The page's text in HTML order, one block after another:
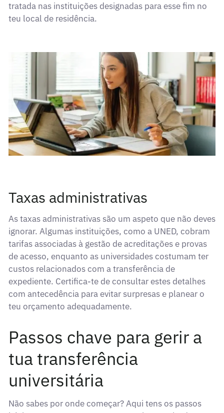
tratada nas instituições designadas para esse fim no
teu local de residência.
Taxas administrativas
As taxas administrativas são um aspeto que não deves
ignorar. Algumas instituições, como a UNED, cobram
tarifas associadas à gestão de acreditações e provas
de acesso, enquanto as universidades costumam ter
custos relacionados com a transferência de
expediente. Certifica-te de consultar estes detalhes
com antecedência para evitar surpresas e planear o
teu orçamento adequadamente.
Passos chave para gerir a
tua transferência
universitária
Não sabes por onde começar? Aqui tens os passos